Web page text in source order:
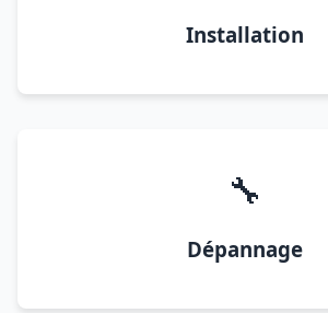
Installation
🔧
Dépannage